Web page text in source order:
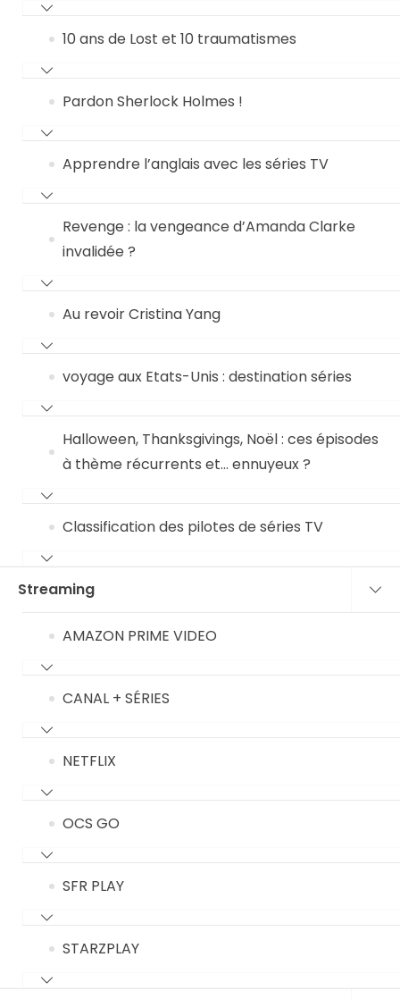
10 ans de Lost et 10 traumatismes
Pardon Sherlock Holmes !
Apprendre l’anglais avec les séries TV
Revenge : la vengeance d’Amanda Clarke
invalidée ?
Au revoir Cristina Yang
voyage aux Etats-Unis : destination séries
Halloween, Thanksgivings, Noël : ces épisodes
à thème récurrents et… ennuyeux ?
Classification des pilotes de séries TV
Streaming
AMAZON PRIME VIDEO
CANAL + SÉRIES
NETFLIX
OCS GO
SFR PLAY
STARZPLAY